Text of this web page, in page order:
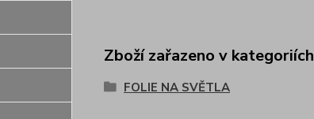
Zboží zařazeno v kategoriích
FOLIE NA SVĚTLA